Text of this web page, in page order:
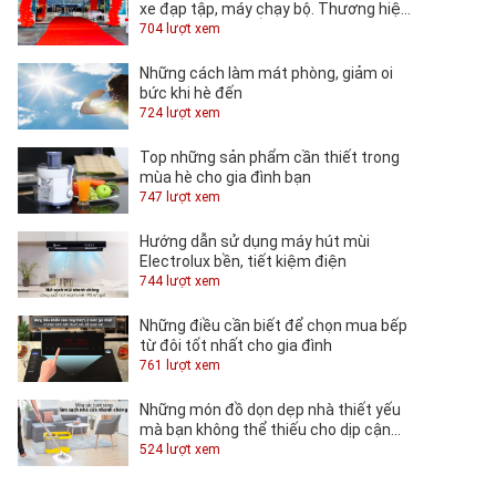
xe đạp tập, máy chạy bộ. Thương hiệu
TOSHIKO tại QUỐC KHÁNH.
704 lượt xem
Những cách làm mát phòng, giảm oi
bức khi hè đến
724 lượt xem
Top những sản phẩm cần thiết trong
mùa hè cho gia đình bạn
747 lượt xem
Hướng dẫn sử dụng máy hút mùi
Electrolux bền, tiết kiệm điện
744 lượt xem
Những điều cần biết để chọn mua bếp
từ đôi tốt nhất cho gia đình
761 lượt xem
Những món đồ dọn dẹp nhà thiết yếu
mà bạn không thể thiếu cho dịp cận
Tết
524 lượt xem